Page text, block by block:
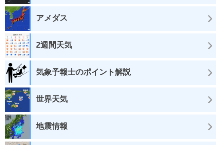
アメダス
2週間天気
気象予報士のポイント解説
世界天気
地震情報